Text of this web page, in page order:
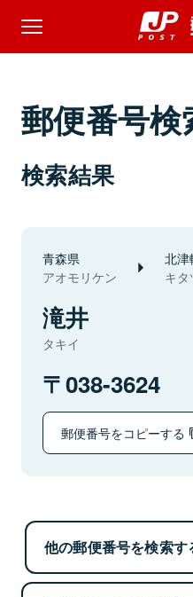
郵便番号検
検索結果
青森県
アオモリケン
北津
キ
滝井
タキイ
038-3624
郵便番号をコピーする
他の郵便番号を検索す